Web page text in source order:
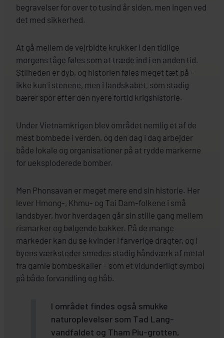
begravelser for over to tusind år siden, men ingen ved
det med sikkerhed.
At gå mellem de vejrbidte krukker i den tidlige
morgens tåge føles som at træde ind i en anden tid.
Stilheden er dyb, og historien føles meget tæt på –
ikke kun i stenene, men i landskabet, som stadig
bærer spor efter den nyere fortid krigshistorie.
Under Vietnamkrigen blev området nemlig et af de
mest bombede i verden, og den dag i dag arbejder
både lokale og organisationer på at rydde markerne
for ueksploderede bomber.
Men Phonsavan er meget mere end sin historie. Her
lever Hmong-, Khmu- og Tai Dam-folkene i små
landsbyer, hvor hverdagen går sin stille gang mellem
rismarker og bølgende bakker. På de mange
markeder kan du se kvinder i farverige dragter, og i
byens værksteder smedes stadig håndværk af metal
fra gamle bombeskaller – som et vidunderligt symbol
på både forvandling og håb.
I området findes også smukke
naturoplevelser som Tad Lang-
vandfaldet og Tham Piu-grotten,